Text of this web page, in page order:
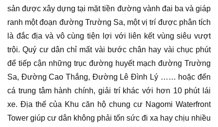
sản được xây dựng tại mặt tiền đường vành đai ba và giáp
ranh một đoạn đường Trường Sa, một vị trí được phân tích
là đắc địa và vô cùng tiện lợi với liên kết vùng siêu vượt
trội. Quý cư dân chỉ mất vài bước chân hay vài chục phút
để tiếp cận những trục đường huyết mạch đường Trường
Sa, Đường Cao Thắng, Đường Lê Đình Lý …… hoặc đến
cá trung tâm hành chính, giải trí khác với hơn 10 phút lái
xe. Địa thế của Khu căn hộ chung cư Nagomi Waterfront
Tower giúp cư dân không phải tốn sức đi xa hay chịu nhiều